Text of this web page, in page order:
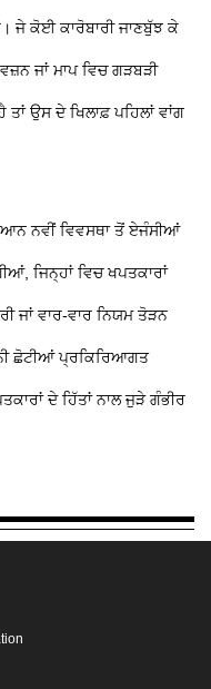
ਜੇ ਕੋਈ ਕਾਰੋਬਾਰੀ ਜਾਣਬੁੱਝ ਕੇ
ਜਾਂ ਮਾਪ ਵਿਚ ਗੜਬੜੀ
ਤਾਂ ਉਸ ਦੇ ਖਿਲਾਫ਼ ਪਹਿਲਾਂ ਵਾਂਗ
ਨਵੀਂ ਵਿਵਸਥਾ ਤੋਂ ਏਜੰਸੀਆਂ
ਜਿਨ੍ਹਾਂ ਵਿਚ ਖਪਤਕਾਰਾਂ
ਜਾਂ ਵਾਰ-ਵਾਰ ਨਿਯਮ ਤੋੜਨ
ਛੋਟੀਆਂ ਪ੍ਰਕਿਰਿਆਗਤ
ਦੇ ਹਿੱਤਾਂ ਨਾਲ ਜੁੜੇ ਗੰਭੀਰ